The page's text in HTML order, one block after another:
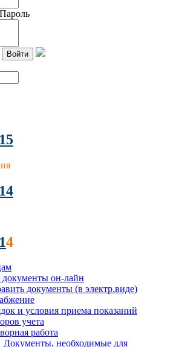
Войти
4
документы он-лайн
документы (в электр.виде)
и условия приема показаний
учета
работа
Документы, необходимые для